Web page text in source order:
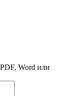
Word или